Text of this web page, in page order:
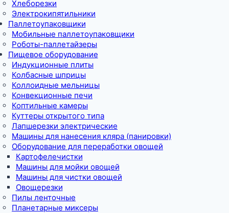
Хлеборезки
Электрокипятильники
Паллетоупаковщики
Мобильные паллетоупаковщики
Роботы-паллетайзеры
Пищевое оборудование
Индукционные плиты
Колбасные шприцы
Коллоидные мельницы
Конвекционные печи
Коптильные камеры
Куттеры открытого типа
Лапшерезки электрические
Машины для нанесения кляра (панировки)
Оборудование для переработки овощей
Картофелечистки
Машины для мойки овощей
Машины для чистки овощей
Овощерезки
Пилы ленточные
Планетарные миксеры